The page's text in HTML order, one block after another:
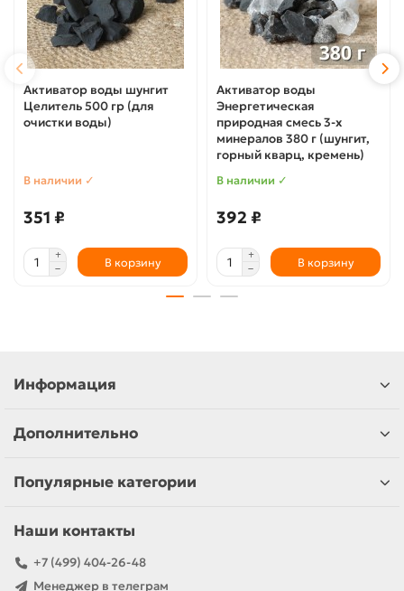
Активатор воды шунгит
Целитель 500 гр (для
очистки воды)
В наличии ✓
351 ₽
В корзину
Активатор воды
Энергетическая
природная смесь 3-х
минералов 380 г (шунгит,
горный кварц, кремень)
В наличии ✓
392 ₽
В корзину
Информация
Дополнительно
Популярные категории
Наши контакты
+7 (499) 404-26-48
Менеджер в телеграм